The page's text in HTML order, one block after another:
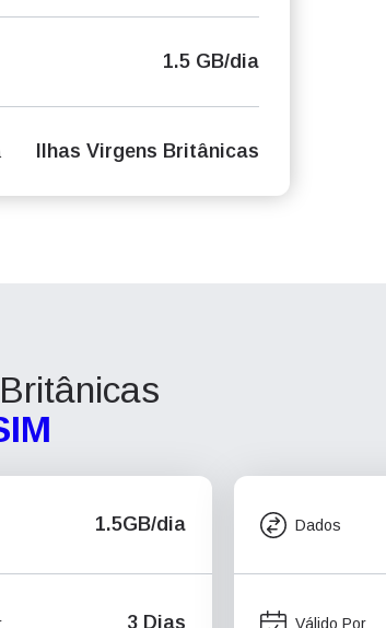
1.5 GB/dia
Ilhas Virgens Britânicas
1.5GB/dia
3 Dias
Dados
Válido Por